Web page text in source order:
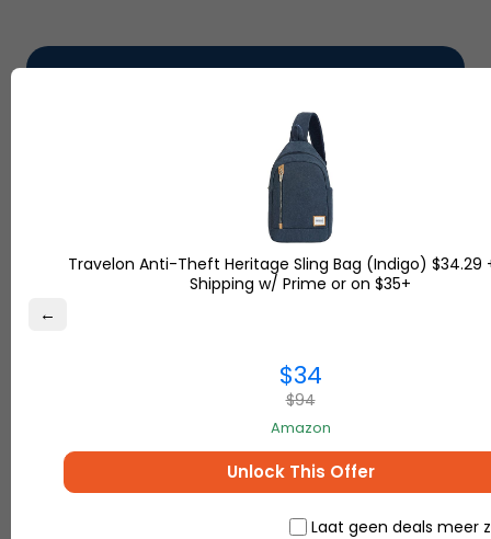
1
Ship7 adres
gaan winkelen bij je favoriete winkels in
de VS, het VK en Turkije
Stap-2
Shop bij je favoriete winkelsenShip7
bezorgt uw bestellingen bij u thuis
←
Travelon Anti-Theft Heritage Sling Bag (Indigo) $34.29
Shipping w/ Prime or on $35+
$34
$94
Amazon
Unlock This Offer
Laat geen deals meer